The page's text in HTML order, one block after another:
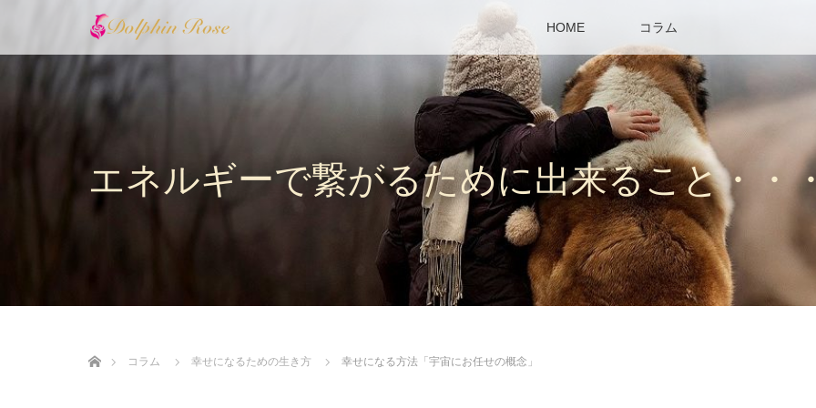
HOME コラム
エネルギーで繋がるために出来ること・・
コラム
幸せになるための生き方 幸せになる方法「宇宙にお任せの概念」